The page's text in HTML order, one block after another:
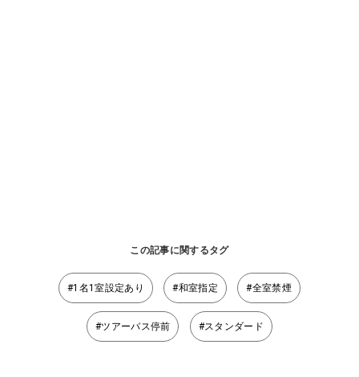
この記事に関するタグ
#1名1室設定あり #和室指定 #全室禁煙
#ツアーバス停前 #スタンダード